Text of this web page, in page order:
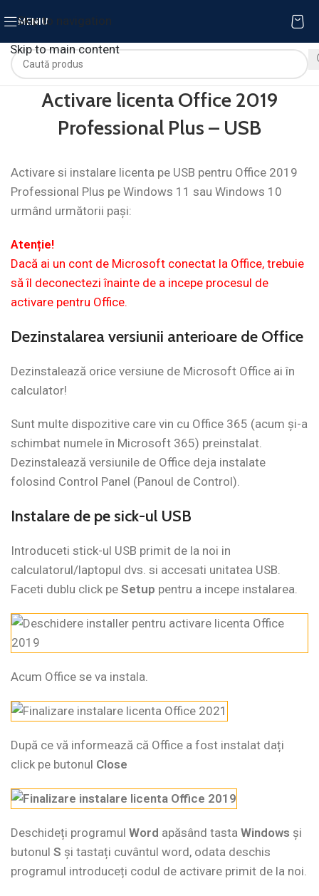
Skip to navigation
Skip to main content
MENIU
Activare licenta Office 2019
Professional Plus – USB
Activare si instalare licenta pe USB pentru Office 2019
Professional Plus pe Windows 11 sau Windows 10
urmând următorii pași:
Atenție!
Dacă ai un cont de Microsoft conectat la Office, trebuie
să îl deconectezi înainte de a incepe procesul de
activare pentru Office.
Dezinstalarea versiunii anterioare de Office
Dezinstalează orice versiune de Microsoft Office ai în
calculator!
Sunt multe dispozitive care vin cu Office 365 (acum și-a
schimbat numele în Microsoft 365) preinstalat.
Dezinstalează versiunile de Office deja instalate
folosind Control Panel (Panoul de Control).
Instalare de pe sick-ul USB
Introduceti stick-ul USB primit de la noi in
calculatorul/laptopul dvs. si accesati unitatea USB.
Faceti dublu click pe Setup pentru a incepe instalarea.
Acum Office se va instala.
După ce vă informează că Office a fost instalat dați
click pe butonul Close
Deschideți programul Word apăsând tasta Windows și
butonul S și tastați cuvântul word, odata deschis
programul introduceți codul de activare primit de la noi.